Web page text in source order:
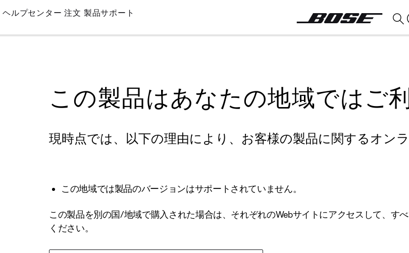
Skip
Main
ヘルプセンター 注文 製品サポート
この製品はあなたの地域ではご
現時点では、以下の理由により、お客様の製品に関するオン
この地域では製品のバージョンはサポートされていません。
この製品を別の国/地域で購入された場合は、それぞれのWebサイトにアクセスして、す
ください。